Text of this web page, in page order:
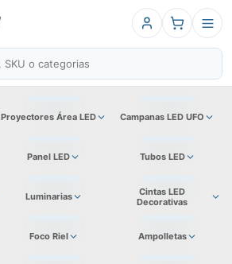
Proyectores Área LED Campanas LED UFO
Panel LED Tubos LED
Luminarias
Cintas LED
Decorativas
Foco Riel Ampolletas